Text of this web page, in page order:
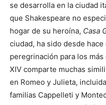
se desarrolla en la ciudad
que Shakespeare no
hogar de su heroína, Casa
ciudad, ha sido desde
peregrinación para los
XIV comparte muchas
en Romeo y Julieta,
familias Cappelleti y